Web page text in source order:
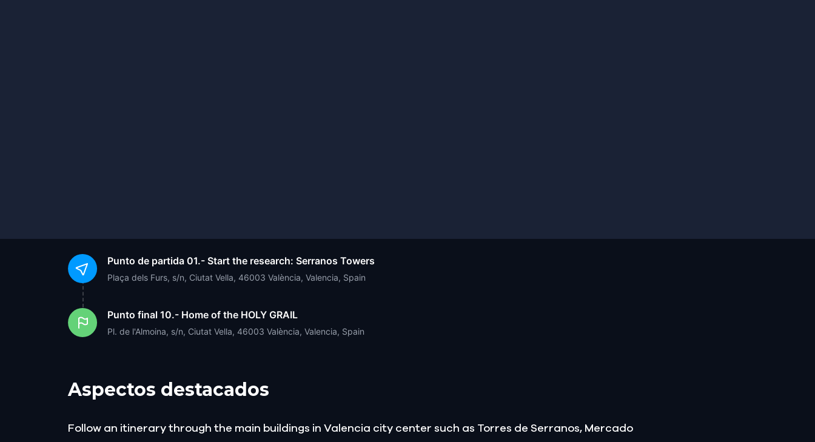
Punto de partida 01.- Start the research: Serranos Towers
Plaça dels Furs, s/n, Ciutat Vella, 46003 València, Valencia, Spain
Punto final 10.- Home of the HOLY GRAIL
Pl. de l'Almoina, s/n, Ciutat Vella, 46003 València, Valencia, Spain
Aspectos destacados
Follow an itinerary through the main buildings in Valencia city center such as Torres de Serranos, Mercado